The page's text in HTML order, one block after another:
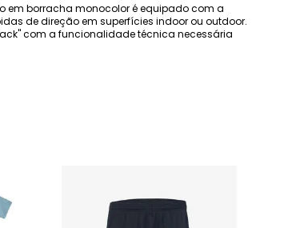
em borracha monocolor é equipado com a
de direção em superfícies indoor ou outdoor.
com a funcionalidade técnica necessária